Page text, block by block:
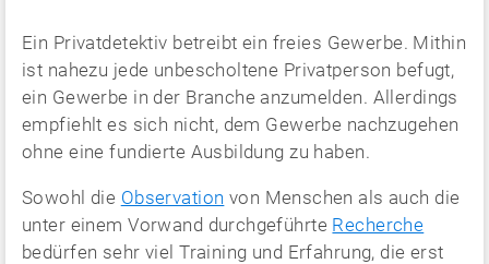
Ein Privatdetektiv betreibt ein freies Gewerbe. Mithin
ist nahezu jede unbescholtene Privatperson befugt,
ein Gewerbe in der Branche anzumelden. Allerdings
empfiehlt es sich nicht, dem Gewerbe nachzugehen
ohne eine fundierte Ausbildung zu haben.
Sowohl die Observation von Menschen als auch die
unter einem Vorwand durchgeführte Recherche
bedürfen sehr viel Training und Erfahrung, die erst